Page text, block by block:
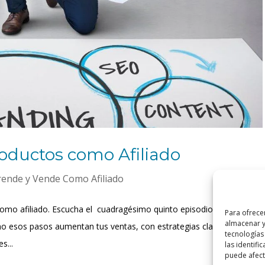
Para
almacenar
las
puede
como Afiliado
y Vende Como Afiliado
afiliado. Escucha el cuadragésimo quinto episodio del podcast
esos pasos aumentan tus ventas, con estrategias claras,